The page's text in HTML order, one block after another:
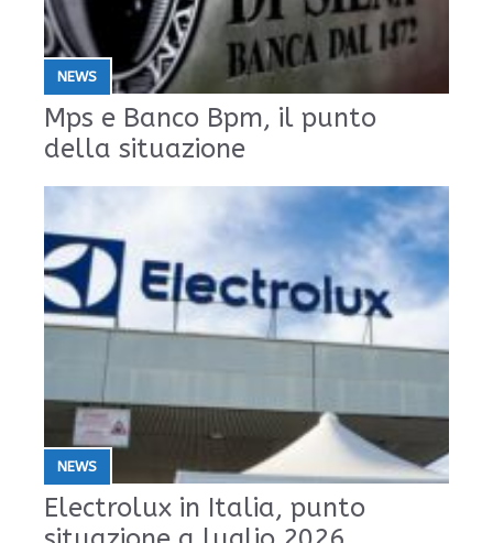
NEWS
Mps e Banco Bpm, il punto
della situazione
NEWS
Electrolux in Italia, punto